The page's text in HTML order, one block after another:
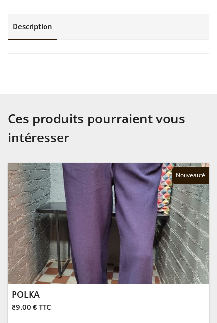
Description
Ces produits pourraient vous
intéresser
Nouveauté
POLKA
89.00 € TTC